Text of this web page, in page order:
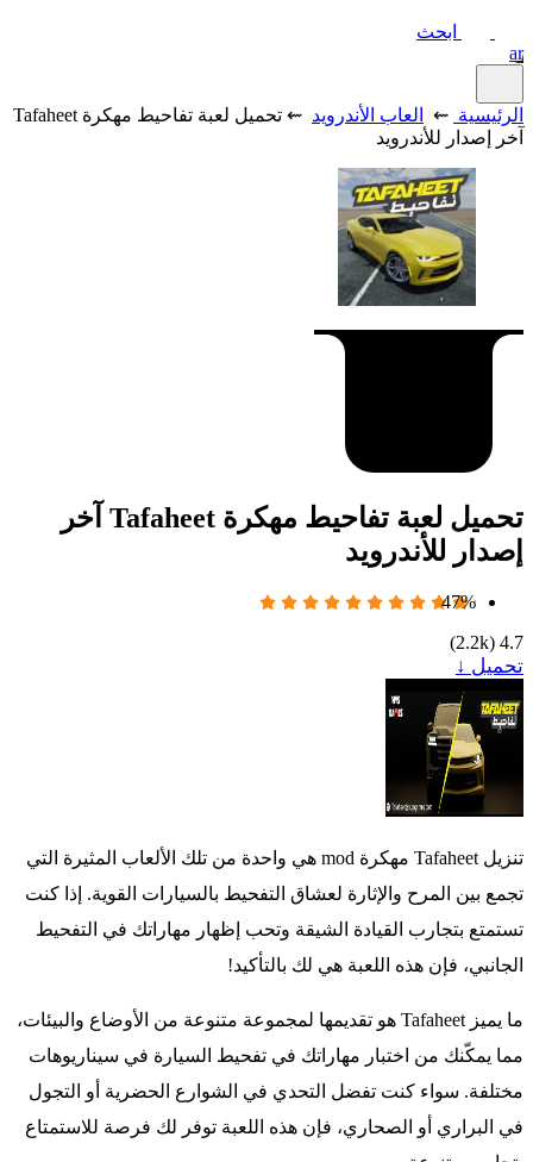
ابحث
ar
الرئيسية ⇜ العاب الأندرويد
⇜ تحميل لعبة تفاحيط مهكرة Tafaheet
آخر إصدار للأندرويد
تحميل لعبة تفاحيط مهكرة Tafaheet آخر
إصدار للأندرويد
47%
4.7
(
2.2k
)
تحميل ↓
تنزيل Tafaheet مهكرة mod هي واحدة من تلك الألعاب المثيرة التي
تجمع بين المرح والإثارة لعشاق التفحيط بالسيارات القوية. إذا كنت
تستمتع بتجارب القيادة الشيقة وتحب إظهار مهاراتك في التفحيط
الجانبي، فإن هذه اللعبة هي لك بالتأكيد!
ما يميز Tafaheet هو تقديمها لمجموعة متنوعة من الأوضاع والبيئات،
مما يمكّنك من اختبار مهاراتك في تفحيط السيارة في سيناريوهات
مختلفة. سواء كنت تفضل التحدي في الشوارع الحضرية أو التجول
في البراري أو الصحاري، فإن هذه اللعبة توفر لك فرصة للاستمتاع